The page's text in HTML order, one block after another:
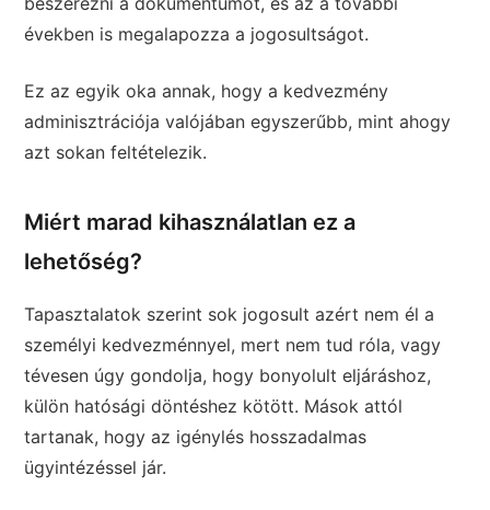
években is megalapozza a jogosultságot.
Ez az egyik oka annak, hogy a kedvezmény
adminisztrációja valójában egyszerűbb, mint ahogy
azt sokan feltételezik.
Miért marad kihasználatlan ez a
lehetőség?
Tapasztalatok szerint sok jogosult azért nem él a
személyi kedvezménnyel, mert nem tud róla, vagy
tévesen úgy gondolja, hogy bonyolult eljáráshoz,
külön hatósági döntéshez kötött. Mások attól
tartanak, hogy az igénylés hosszadalmas
ügyintézéssel jár.